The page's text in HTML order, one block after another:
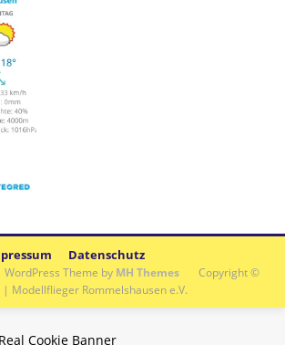
Datenschutz
Theme by MH ThemesCopyright ©
| Modellflieger Rommelshausen e.V.
Cookie Banner